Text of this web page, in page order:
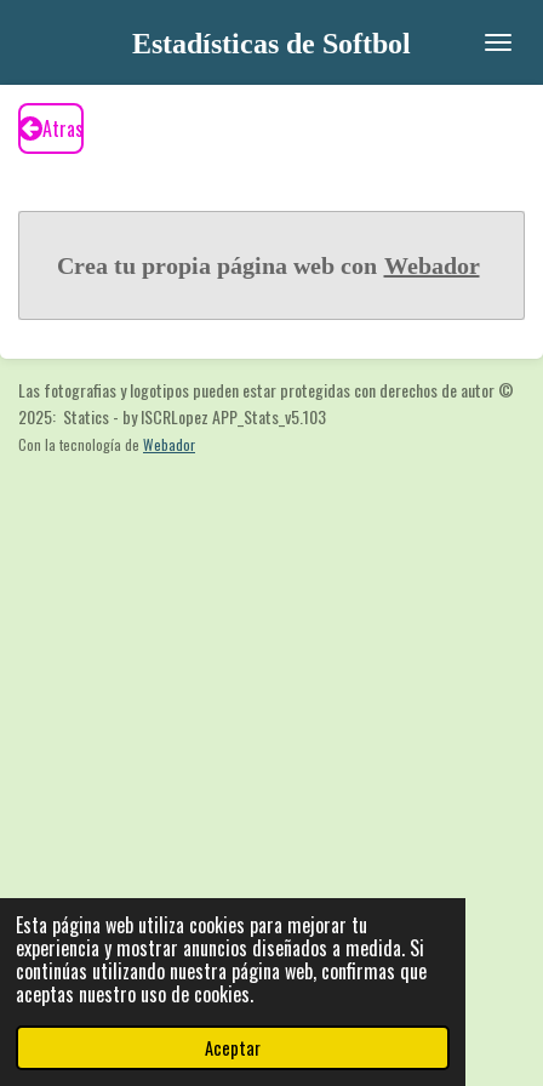
Esta página web utiliza cookies para mejorar tu
experiencia y mostrar anuncios diseñados a medida. Si
continúas utilizando nuestra página web, confirmas que
aceptas nuestro uso de cookies.
Aceptar
contenido
principal
Estadísticas de Softbol
Atras
Crea tu propia página web con Webador
Las fotografias y logotipos pueden estar protegidas con derechos de autor©
2025: Statics - by ISCRLopez APP_Stats_v5.103
Con la tecnología de Webador